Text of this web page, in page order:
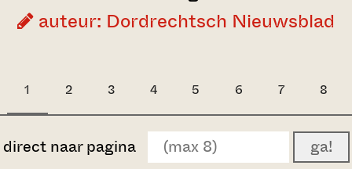
auteur: Dordrechtsch Nieuwsblad
1 2 3 4 5 6 7 8
direct naar pagina ga!